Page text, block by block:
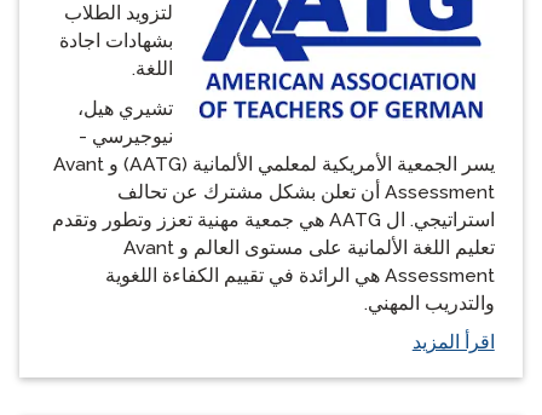
لتزويد الطلاب
بشهادات اجادة
اللغة.
تشيري هيل،
نيوجيرسي -
يسر الجمعية الأمريكية لمعلمي الألمانية (AATG) و Avant
Assessment أن تعلن بشكل مشترك عن تحالف
استراتيجي. ال AATG هي جمعية مهنية تعزز وتطور وتقدم
تعليم اللغة الألمانية على مستوى العالم و Avant
Assessment هي الرائدة في تقييم الكفاءة اللغوية
والتدريب المهني.
اقرأ المزيد